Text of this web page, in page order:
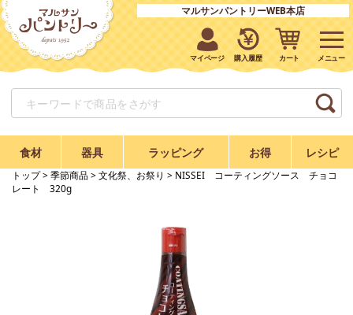
マルサンパントリーWEB本店
マイページ 購入履歴 カート
食材 器具 ラッピング お得 レシピ
トップ> 季節商品> 文化祭、お祭り > NISSEI コーティングソース チョコ
レート 320g